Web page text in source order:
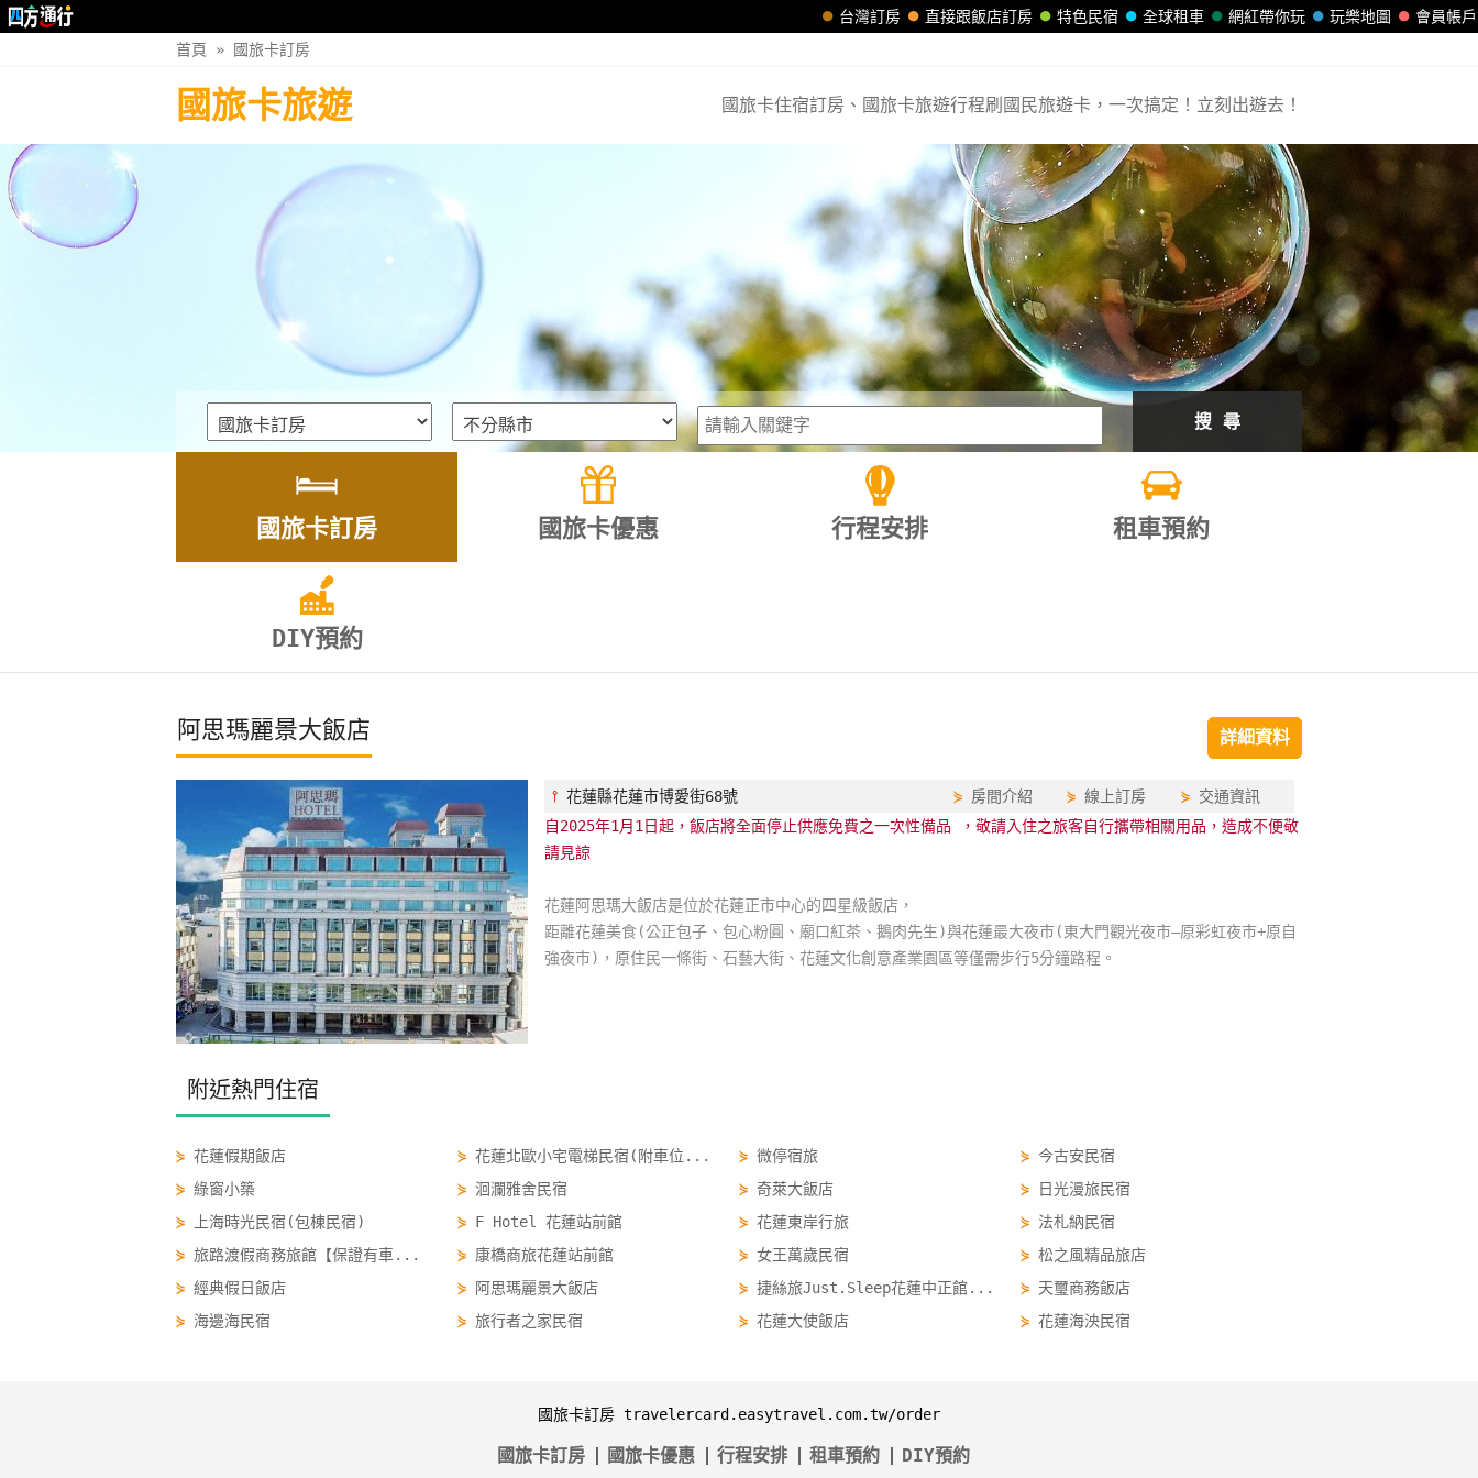
會員帳戶
玩樂地圖
網紅帶你玩
全球租車
特色民宿
直接跟飯店訂房
台灣訂房
首頁 » 國旅卡訂房
國旅卡旅遊 國旅卡住宿訂房、國旅卡旅遊行程刷國民旅遊卡，一次搞定！立刻出遊去！
搜 尋
國旅卡訂房 國旅卡優惠 行程安排 租車預約
DIY預約
阿思瑪麗景大飯店 詳細資料
⫯ 花蓮縣花蓮市博愛街68號 ⋟ 房間介紹 ⋟線上訂房 ⋟ 交通資訊
自2025年1月1日起，飯店將全面停止供應免費之一次性備品 ，敬請入住之旅客自行攜帶相關用品，造成不便敬
請見諒
花蓮阿思瑪大飯店是位於花蓮正市中心的四星級飯店，
距離花蓮美食(公正包子、包心粉圓、廟口紅茶、鵝肉先生)與花蓮最大夜市(東大門觀光夜市—原彩虹夜市+原自
強夜市)，原住民一條街、石藝大街、花蓮文化創意產業園區等僅需步行5分鐘路程。
附近熱門住宿
⋟ 花蓮假期飯店 ⋟ 花蓮北歐小宅電梯民宿(附車位... ⋟ 微停宿旅 ⋟ 今古安民宿
⋟ 綠窗小築 ⋟ 洄瀾雅舍民宿 ⋟ 奇萊大飯店 ⋟
日光漫旅民宿
⋟
上海時光民宿(包棟民宿) ⋟ F Hotel 花蓮站前館 ⋟ 花蓮東岸行旅 ⋟ 法札納民宿
⋟ 旅路渡假商務旅館【保證有車... ⋟ 康橋商旅花蓮站前館 ⋟ 女王萬歲民宿 ⋟ 松之風精品旅店
⋟ 經典假日飯店 ⋟ 阿思瑪麗景大飯店 ⋟ 捷絲旅Just.Sleep花蓮中正館... ⋟ 天璽商務飯店
⋟ 海邊海民宿 ⋟ 旅行者之家民宿 ⋟ 花蓮大使飯店 ⋟ 花蓮海泱民宿
國旅卡訂房 travelercard.easytravel.com.tw/order
國旅卡訂房 國旅卡優惠 行程安排 租車預約 DIY預約